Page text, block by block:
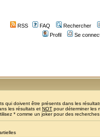
RSS FAQ
Rechercher
Profil
Se
qui doivent être présents dans les
les résultats et NOT pour déterminer les
* comme un joker pour des